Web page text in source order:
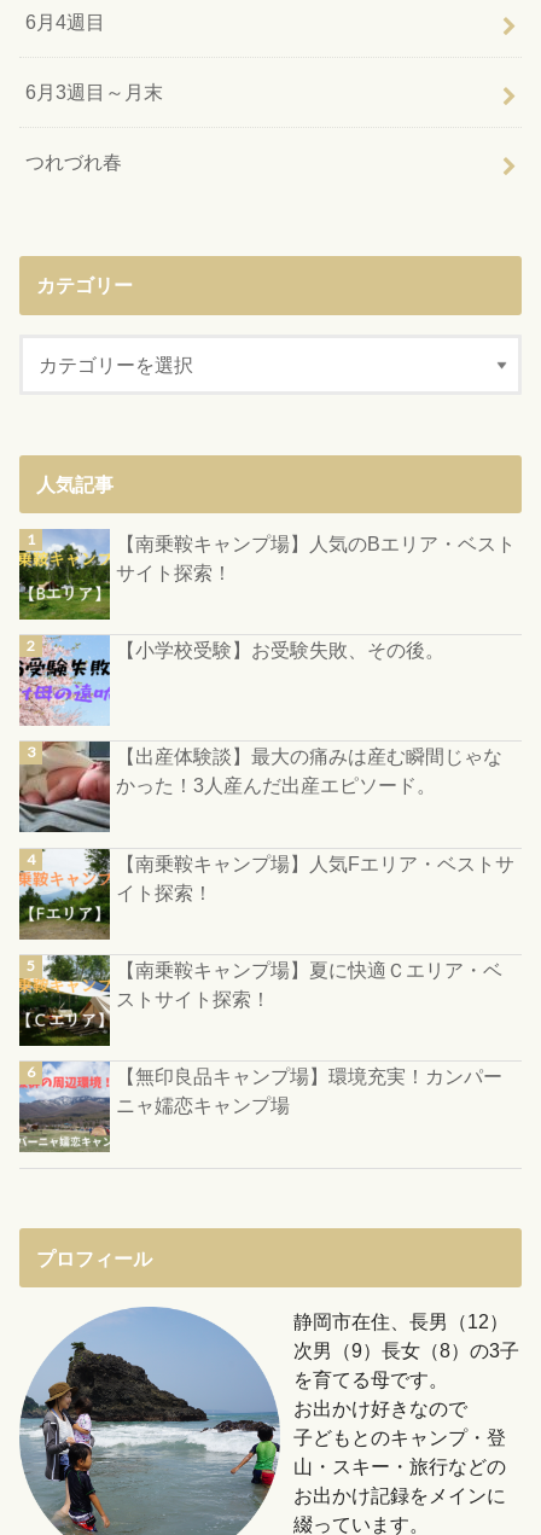
6月4週目
6月3週目～月末
つれづれ春
カテゴリー
人気記事
【南乗鞍キャンプ場】人気のBエリア・ベスト
サイト探索！
【小学校受験】お受験失敗、その後。
【出産体験談】最大の痛みは産む瞬間じゃな
かった！3人産んだ出産エピソード。
【南乗鞍キャンプ場】人気Fエリア・ベストサ
イト探索！
【南乗鞍キャンプ場】夏に快適Ｃエリア・ベ
ストサイト探索！
【無印良品キャンプ場】環境充実！カンパー
ニャ嬬恋キャンプ場
プロフィール
静岡市在住、長男（12）
次男（9）長女（8）の3子
を育てる母です。
お出かけ好きなので
子どもとのキャンプ・登
山・スキー・旅行などの
お出かけ記録をメインに
綴っています。